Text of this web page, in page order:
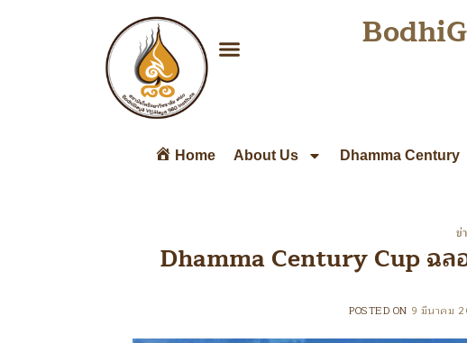
Home About Us Dhamma Century
ข่
Dhamma Century Cup ฉ
POSTED ON 9 มีนาคม